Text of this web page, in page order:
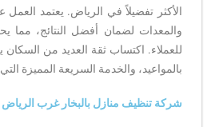
الأكثر تفضيلاً في الرياض. يعتمد
والمعدات لضمان أفضل النتائج، مما
للعملاء. اكتساب ثقة العديد من السكان
بالمواعيد، والخدمة السريعة المميزة
شركة تنظيف منازل بالبخار غرب الرياض